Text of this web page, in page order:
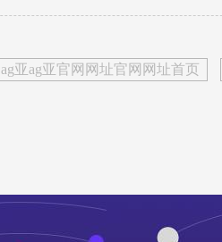
ag亚ag亚官网网址官网网址首页